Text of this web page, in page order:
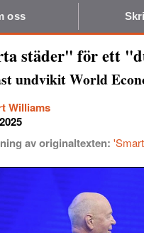
oss
städer" för ett
undvikit World
Williams
av originaltexten: